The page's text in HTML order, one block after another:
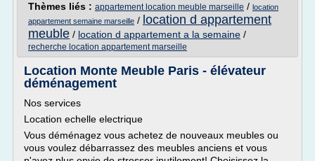
Thèmes liés : appartement location meuble marseille / location
appartement semaine marseille / location d appartement
meuble / location d appartement a la semaine /
recherche location appartement marseille
Location Monte Meuble Paris - élévateur
déménagement
Nos services
Location echelle electrique
Vous déménagez vous achetez de nouveaux meubles ou
vous voulez débarrassez des meubles anciens et vous